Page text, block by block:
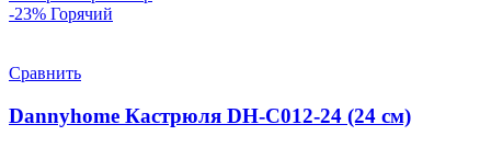
-23% Горячий
Сравнить
Dannyhome Кастрюля DH-C012-24 (24 см)